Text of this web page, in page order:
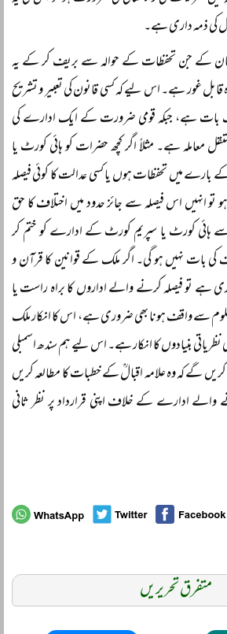
کی ذمہ داری ہے۔
کے جن تحفظات کے حوالہ سے بریف کر کے یہ
قابل غور ہے۔ اس لیے کہ کسی قانون کی تعبیر و تشریح
بات ہے، جبکہ قومی ضرورت کے ایک ادارے کی
ہے۔ مثلاً اگر کچھ حضرات کو ہائی کورٹ یا
بارے میں تحفظات ہوں یا کسی عدالت کا کوئی فیصلہ
انہیں اس فیصلہ سے جائز حدود میں اختلاف کا حق
کورٹ یا سپریم کورٹ کے ادارے کو ختم کر
بات نہیں ہو گی۔ اگر ملک کے قوانین کا قرآن و
تو فیصلہ کرنے والے اداروں کا براہ راست یا
سے واقف ہونا بھی ضروری ہے، اس کا انکار ملک
بنیادوں کا انکار ہے۔ اس لیے ہم سندھ اسمبلی
گے کہ وہ علامہ اقبالؒ کے خطبات کا مطالعہ کریں
والے ادارے کے خلاف اپنی قرارداد پر نظر ثانی
متفرق تحریریں